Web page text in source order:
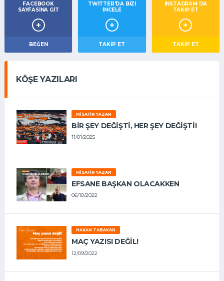
FACEBOOK
SAYFASINA GIT
BEĞEN
TWITTER'DA BIZI
İNCELE
TAKIP ET
INSTAGRAM DA
TAKİP ET
TAKİP ET
KÖŞE YAZILARI
MISAFIR YAZAR
BIR ŞEY DEĞIŞTI, HER ŞEY DEĞIŞTI!
11/01/2025
MISAFIR YAZAR
EFSANE BAŞKAN OLACAKKEN
06/10/2022
HAKAN TABAKAN
MAÇ YAZISI DEĞİL!
12/09/2022